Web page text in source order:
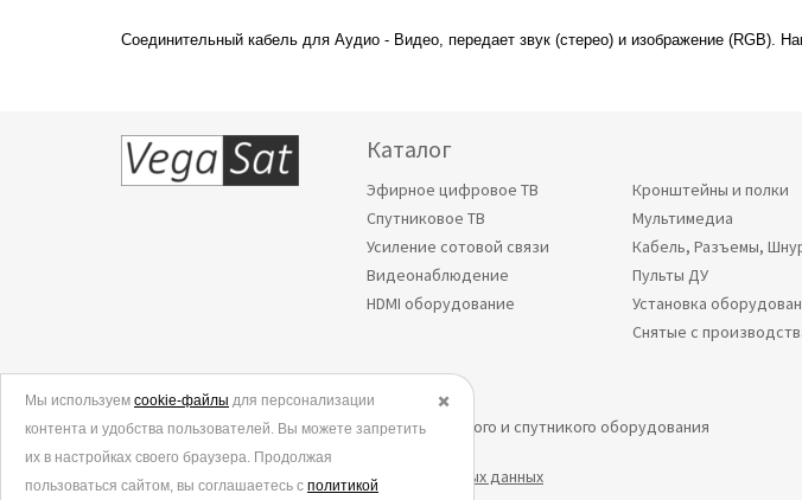
Соединительный кабель для Аудио - Видео, передает звук (стерео) и изображение (RGB).
Каталог
Эфирное цифровое ТВ
Спутниковое ТВ
Усиление сотовой связи
Видеонаблюдение
HDMI оборудование
Кронштейны и полки
Мультимедиа
Кабель, Разъемы,
Пульты ДУ
Установка
Снятые с
© 2006-2026.
Все права защищены. Интернет-магазин эфирного и спутникого оборудования
Политика в отношении обработки персональных данных
✖️
Мы используем cookie-файлы для персонализации
контента и удобства пользователей. Вы можете запретить
их в настройках своего браузера. Продолжая
пользоваться сайтом, вы соглашаетесь с политикой